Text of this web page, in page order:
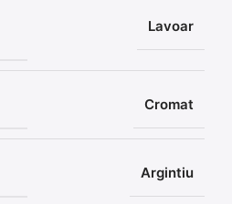
Lavoar
Cromat
Argintiu